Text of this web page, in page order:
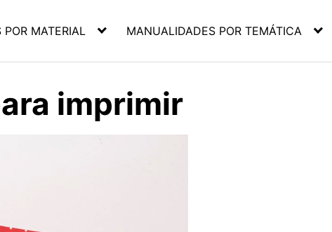
MATERIAL MANUALIDADES POR TEMÁTICA
imprimir